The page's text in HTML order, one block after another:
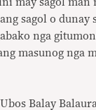
sagol o dunay
nga
masunog nga
Balay